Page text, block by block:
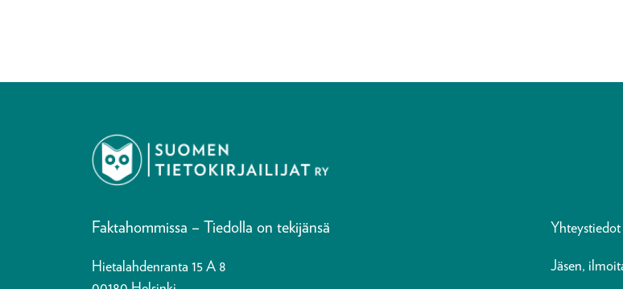
Faktahommissa – Tiedolla on tekijänsä
Hietalahdenranta 15 A 8
Yhteystiedot
Jäsen,